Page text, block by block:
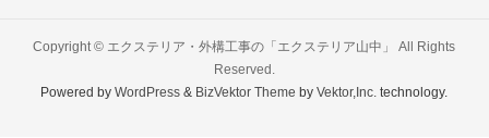
Copyright © エクステリア・外構工事の「エクステリア山中」
All Rights
Reserved.
Powered byWordPress & BizVektor Theme byVektor,Inc. technology.